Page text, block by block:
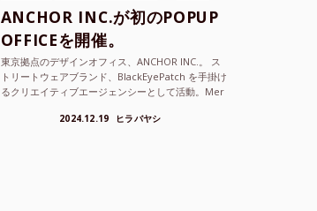
ANCHOR INC.が初のPOPUP
OFFICEを開催。
東京拠点のデザインオフィス、ANCHOR INC.。 ス
トリートウェアブランド、BlackEyePatch を手掛け
るクリエイティブエージェンシーとして活動。Mer
2024.12.19 ヒラバヤシ